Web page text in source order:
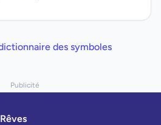
des symboles
Publicité